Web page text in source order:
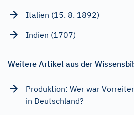
Italien (15. 8. 1892)
Indien (1707)
Weitere Artikel aus der
Produktion: Wer war
in Deutschland?